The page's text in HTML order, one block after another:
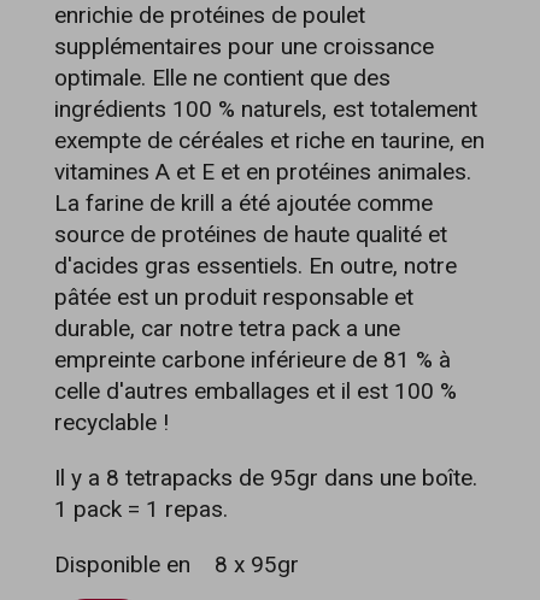
enrichie de protéines de poulet
supplémentaires pour une croissance
optimale. Elle ne contient que des
ingrédients 100 % naturels, est totalement
exempte de céréales et riche en taurine, en
vitamines A et E et en protéines animales.
La farine de krill a été ajoutée comme
source de protéines de haute qualité et
d'acides gras essentiels. En outre, notre
pâtée est un produit responsable et
durable, car notre tetra pack a une
empreinte carbone inférieure de 81 % à
celle d'autres emballages et il est 100 %
recyclable !
Il y a 8 tetrapacks de 95gr dans une boîte.
1 pack = 1 repas.
Disponible en
8 x 95gr